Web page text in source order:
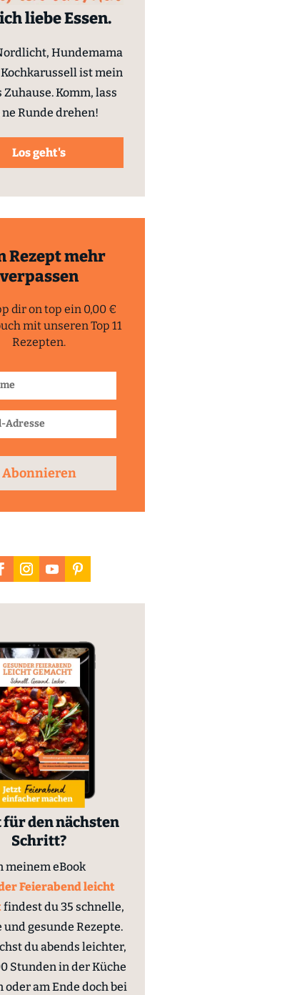
liebe Essen.
Hundemama
ist mein
Zuhause. Komm, lass
Runde drehen!
Los geht's
Rezept mehr
verpassen
dir on top ein 0,00 €
mit unseren Top 11
Rezepten.
Abonnieren
den nächsten
Schritt?
meinem eBook
Feierabend leicht
findest du 35 schnelle,
und gesunde Rezepte.
du abends leichter,
Stunden in der Küche
oder am Ende doch bei